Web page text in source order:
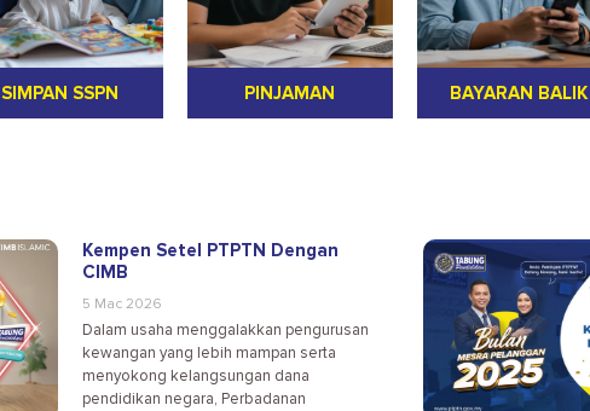
SIMPAN SSPN PINJAMAN BAYARAN BALIK
Kempen Setel PTPTN Dengan
CIMB
5 Mac 2026
Dalam usaha menggalakkan pengurusan
kewangan yang lebih mampan serta
menyokong kelangsungan dana
pendidikan negara, Perbadanan